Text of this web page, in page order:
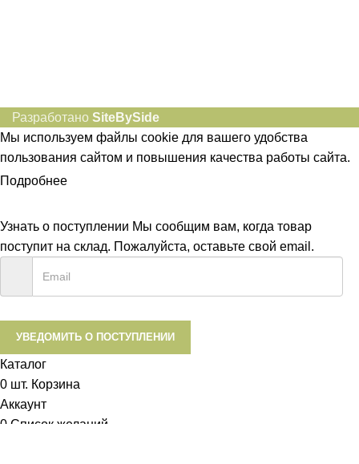
Разработано SiteBySide
Мы используем файлы cookie для вашего удобства
пользования сайтом и повышения качества работы сайта.
Подробнее
Узнать о поступлении Мы сообщим вам, когда товар
поступит на склад. Пожалуйста, оставьте свой email.
УВЕДОМИТЬ О ПОСТУПЛЕНИИ
Каталог
0 шт. Корзина
Аккаунт
0 Список желаний